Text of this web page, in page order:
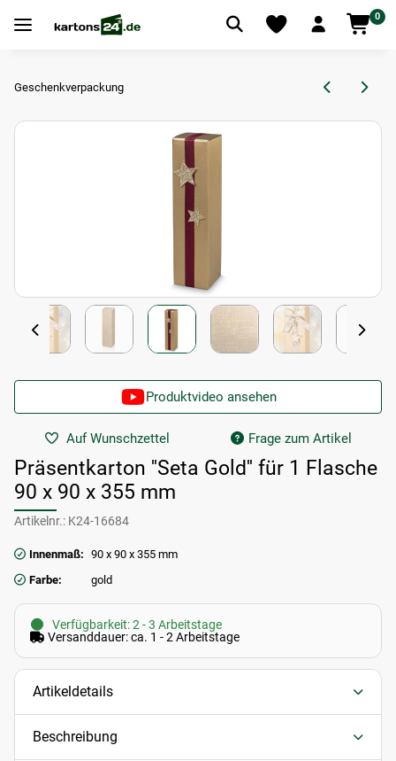
0
Geschenkverpackung
Produktvideo ansehen
Auf Wunschzettel Frage zum Artikel
Präsentkarton ''Seta Gold'' für 1 Flasche
90 x 90 x 355 mm
Artikelnr.: K24-16684
Innenmaß: 90 x 90 x 355 mm
Farbe:
gold
Verfügbarkeit: 2 - 3 Arbeitstage
Versanddauer: ca. 1 - 2 Arbeitstage
Artikeldetails
Beschreibung